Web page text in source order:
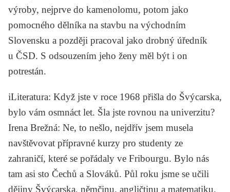
výroby, nejprve do kamenolomu, potom jako
pomocného dělníka na stavbu na východním
Slovensku a později pracoval jako drobný úředník
u ČSD. S odsouzením jeho ženy měl být i on
potrestán.
iLiteratura: Když jste v roce 1968 přišla do Švýcarska,
bylo vám osmnáct let. Šla jste rovnou na univerzitu?
Irena Brežná: Ne, to nešlo, nejdřív jsem musela
navštěvovat přípravné kurzy pro studenty ze
zahraničí, které se pořádaly ve Fribourgu. Bylo nás
tam asi sto Čechů a Slováků. Půl roku jsme se učili
dějiny Švýcarska, němčinu, angličtinu a matematiku.